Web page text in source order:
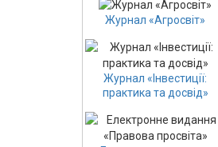
Журнал «Агросвіт»
Журнал «Інвестиції:
практика та досвід»